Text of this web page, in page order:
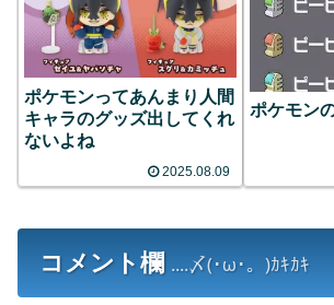
ポケモンってあんまり人間
キャラのグッズ出してくれ
ないよね
2025.08.09
ポケモン
コメント欄 ....〆(･ω･。)ｶｷｶｷ